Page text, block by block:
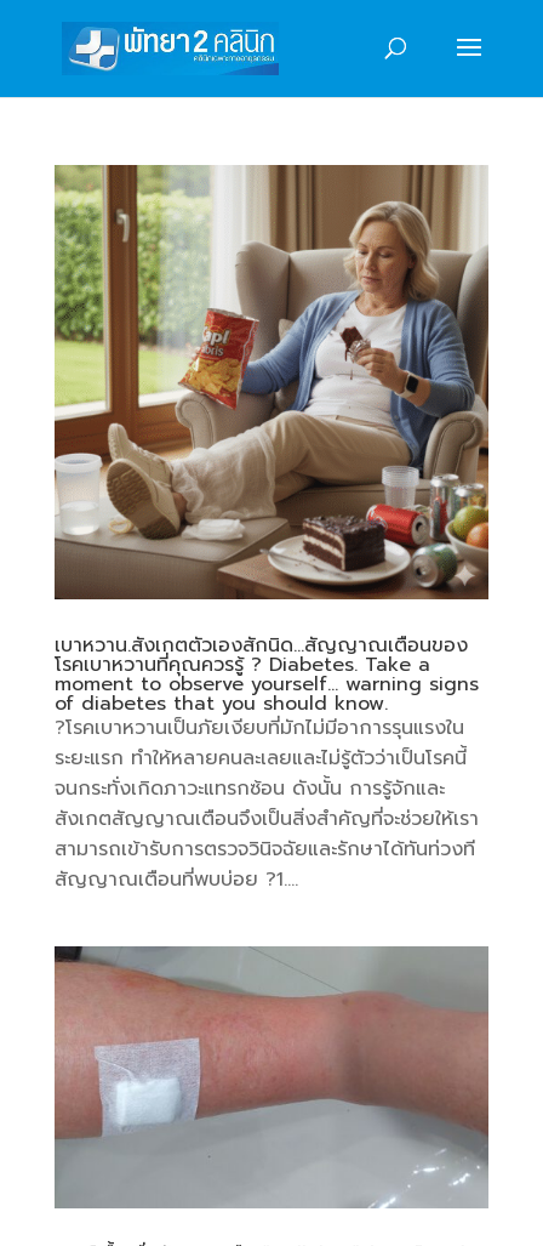
เบาหวาน.สังเกตตัวเองสักนิด…สัญญาณเตือนของ
โรคเบาหวานที่คุณควรรู้ ? Diabetes. Take a
moment to observe yourself… warning signs
of diabetes that you should know.
?โรคเบาหวานเป็นภัยเงียบที่มักไม่มีอาการรุนแรงใน
ระยะแรก ทำให้หลายคนละเลยและไม่รู้ตัวว่าเป็นโรคนี้
จนกระทั่งเกิดภาวะแทรกซ้อน ดังนั้น การรู้จักและ
สังเกตสัญญาณเตือนจึงเป็นสิ่งสำคัญที่จะช่วยให้เรา
สามารถเข้ารับการตรวจวินิจฉัยและรักษาได้ทันท่วงที
สัญญาณเตือนที่พบบ่อย ?1....